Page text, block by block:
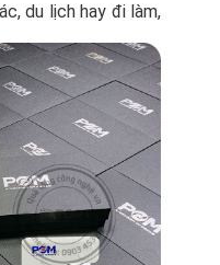
du lịch hay đi làm,